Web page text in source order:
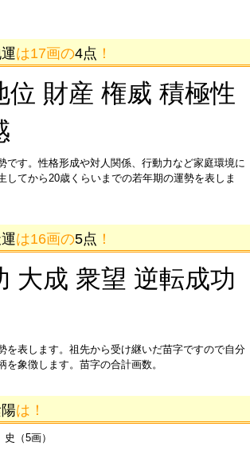
は17画の4点 ！
位 財産 権威 積極性
です。性格形成や対人関係、行動力など家庭環境に
してから20歳くらいまでの若年期の運勢を表しま
は16画の5点 ！
大成 衆望 逆転成功
を表します。祖先から受け継いだ苗字ですので自分
を象徴します。苗字の合計画数。
は！
（5画）